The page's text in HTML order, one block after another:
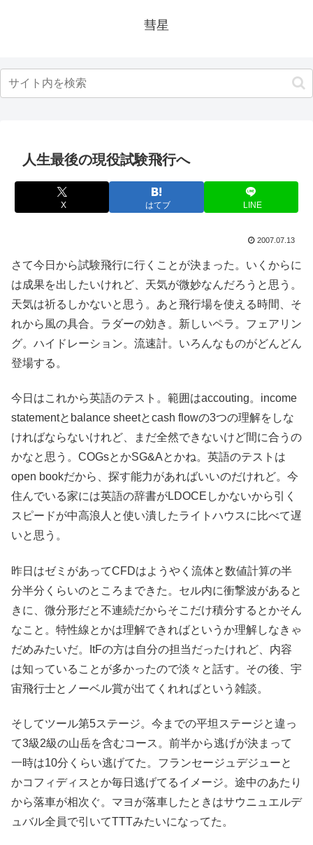
彗星
人生最後の現役試験飛行へ
X はてブ LINE
2007.07.13
さて今日から試験飛行に行くことが決まった。いくからに
は成果を出したいけれど、天気が微妙なんだろうと思う。
天気は祈るしかないと思う。あと飛行場を使える時間、そ
れから風の具合。ラダーの効き。新しいペラ。フェアリン
グ。ハイドレーション。流速計。いろんなものがどんどん
登場する。
今日はこれから英語のテスト。範囲はaccouting。income
statementとbalance sheetとcash flowの3つの理解をしな
ければならないけれど、まだ全然できないけど間に合うの
かなと思う。COGsとかSG&Aとかね。英語のテストは
open bookだから、探す能力があればいいのだけれど。今
住んでいる家には英語の辞書がLDOCEしかないから引く
スピードが中高浪人と使い潰したライトハウスに比べて遅
いと思う。
昨日はゼミがあってCFDはようやく流体と数値計算の半
分半分くらいのところまできた。セル内に衝撃波があると
きに、微分形だと不連続だからそこだけ積分するとかそん
なこと。特性線とかは理解できればというか理解しなきゃ
だめみたいだ。ItFの方は自分の担当だったけれど、内容
は知っていることが多かったので淡々と話す。その後、宇
宙飛行士とノーベル賞が出てくれればという雑談。
そしてツール第5ステージ。今までの平坦ステージと違っ
て3級2級の山岳を含むコース。前半から逃げが決まって
一時は10分くらい逃げてた。フランセージュデジューと
かコフィディスとか毎日逃げてるイメージ。途中のあたり
から落車が相次ぐ。マヨが落車したときはサウニュエルデ
ュバル全員で引いてTTTみたいになってた。